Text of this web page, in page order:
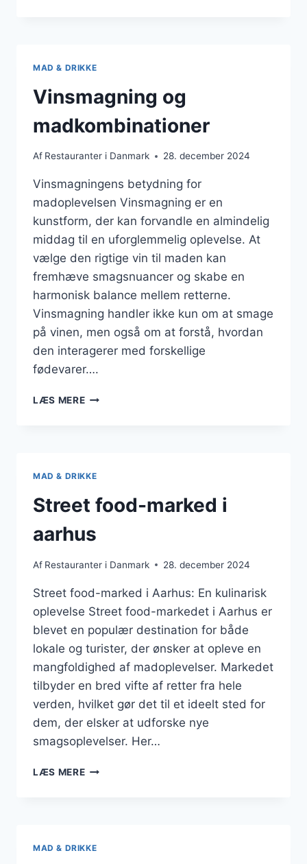
MAD & DRIKKE
Vinsmagning og
madkombinationer
Af Restauranter i Danmark 28. december 2024
Vinsmagningens betydning for
madoplevelsen Vinsmagning er en
kunstform, der kan forvandle en almindelig
middag til en uforglemmelig oplevelse. At
vælge den rigtige vin til maden kan
fremhæve smagsnuancer og skabe en
harmonisk balance mellem retterne.
Vinsmagning handler ikke kun om at smage
på vinen, men også om at forstå, hvordan
den interagerer med forskellige
fødevarer….
LÆS MEREVINSMAGNING
MAD & DRIKKE
Street food-marked i
aarhus
Af Restauranter i Danmark 28. december 2024
Street food-marked i Aarhus: En kulinarisk
oplevelse Street food-markedet i Aarhus er
blevet en populær destination for både
lokale og turister, der ønsker at opleve en
mangfoldighed af madoplevelser. Markedet
tilbyder en bred vifte af retter fra hele
verden, hvilket gør det til et ideelt sted for
dem, der elsker at udforske nye
smagsoplevelser. Her…
LÆS MERESTREET
MAD & DRIKKE